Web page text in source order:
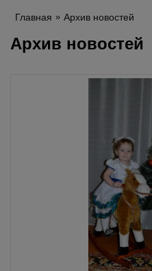
Главная Архив новостей
Архив новостей